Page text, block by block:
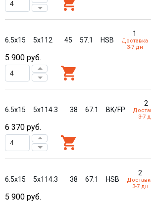
6.5x15 5x112 45 57.1 HSB
1
Доставка
3-7 дн
5 900 руб.
6.5x15 5x114.3 38 67.1 BK/FP
2
3-7
6 370 руб.
6.5x15 5x114.3 38 67.1 HSB
2
3-7 дн
5 900 руб.